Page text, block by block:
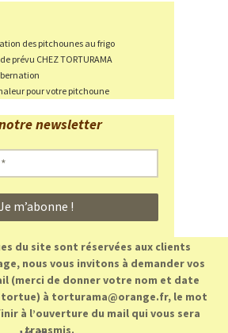
des pitchounes au frigo
prévu CHEZ TORTURAMA
pour votre pitchoune
newsletter
du site sont réservées aux clients
nous vous invitons à demander vos
(merci de donner votre nom et date
à torturama@orange.fr, le mot
à l’ouverture du mail qui vous sera
transmis.